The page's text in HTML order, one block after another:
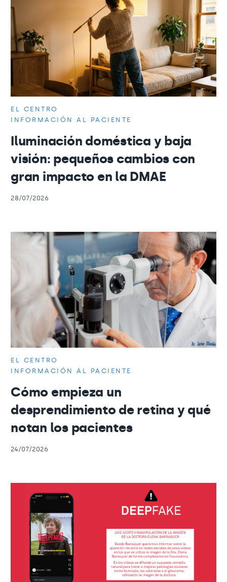
EL CENTRO
INFORMACIÓN AL PACIENTE
Iluminación doméstica y baja
visión: pequeños cambios con
gran impacto en la DMAE
28/07/2026
EL CENTRO
INFORMACIÓN AL PACIENTE
Cómo empieza un
desprendimiento de retina y qué
notan los pacientes
24/07/2026